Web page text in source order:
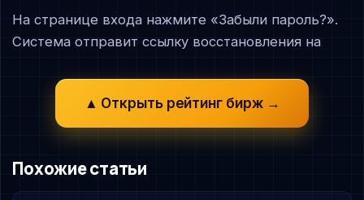
На странице входа нажмите «Забыли пароль?».
Система отправит ссылку восстановления на
▲ Открыть рейтинг бирж →
Похожие статьи